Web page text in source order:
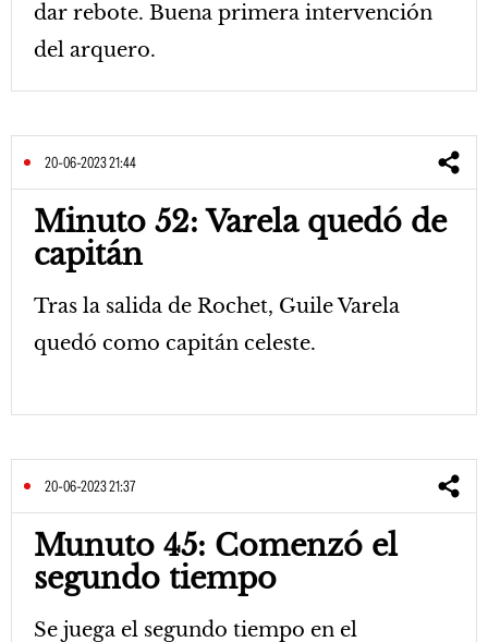
dar rebote. Buena primera intervención
del arquero.
20-06-2023 21:44
Minuto 52: Varela quedó de
capitán
Tras la salida de Rochet, Guile Varela
quedó como capitán celeste.
20-06-2023 21:37
Munuto 45: Comenzó el
segundo tiempo
Se juega el segundo tiempo en el